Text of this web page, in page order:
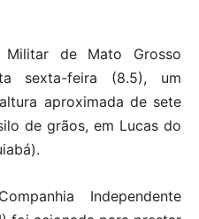
de Mato Grosso
sexta-feira (8.5), um
aproximada de sete
de grãos, em Lucas do
Independente